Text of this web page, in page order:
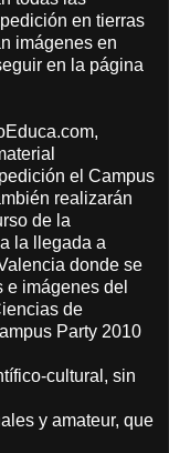
en tierras
imágenes en
en la página
el Campus
realizarán
de la
la llegada a
donde se
imágenes del
de
Party 2010
cultural, sin
y amateur, que